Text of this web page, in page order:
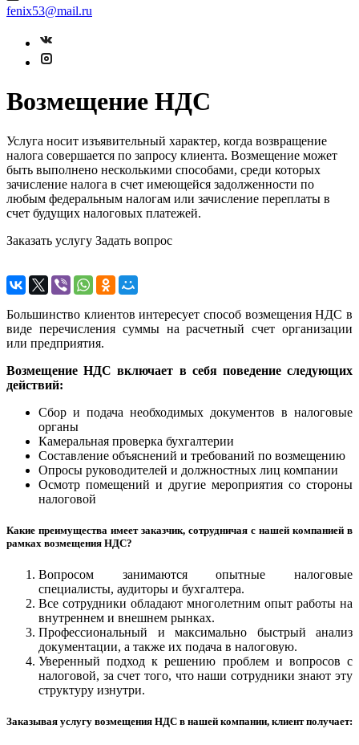
fenix53@mail.ru
Возмещение НДС
Услуга носит изъявительный характер, когда возвращение
налога совершается по запросу клиента. Возмещение может
быть выполнено несколькими способами, среди которых
зачисление налога в счет имеющейся задолженности по
любым федеральным налогам или зачисление переплаты в
счет будущих налоговых платежей.
Заказать услугу Задать вопрос
Большинство клиентов интересует способ возмещения НДС в
виде перечисления суммы на расчетный счет организации
или предприятия.
Возмещение НДС включает в себя поведение следующих
действий:
Сбор и подача необходимых документов в налоговые
органы
Камеральная проверка бухгалтерии
Составление объяснений и требований по возмещению
Опросы руководителей и должностных лиц компании
Осмотр помещений и другие мероприятия со стороны
налоговой
Какие преимущества имеет заказчик, сотрудничая с нашей компанией в
рамках возмещения НДС?
Вопросом занимаются опытные налоговые
специалисты, аудиторы и бухгалтера.
Все сотрудники обладают многолетним опыт работы на
внутреннем и внешнем рынках.
Профессиональный и максимально быстрый анализ
документации, а также их подача в налоговую.
Уверенный подход к решению проблем и вопросов с
налоговой, за счет того, что наши сотрудники знают эту
структуру изнутри.
Заказывая услугу возмещения НДС в нашей компании, клиент получает: